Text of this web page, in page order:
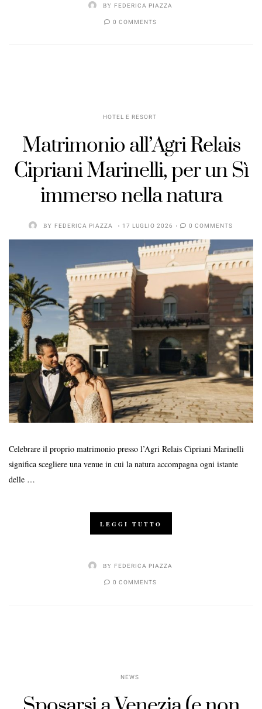
BY FEDERICA PIAZZA
0 COMMENTS
HOTEL E RESORT
Matrimonio all’Agri Relais
Cipriani Marinelli, per un Sì
immerso nella natura
BY FEDERICA PIAZZA 17 LUGLIO 2026 0 COMMENTS
Celebrare il proprio matrimonio presso l’Agri Relais Cipriani Marinelli
significa scegliere una venue in cui la natura accompagna ogni istante
delle …
LEGGI TUTTO
BY FEDERICA PIAZZA
0 COMMENTS
NEWS